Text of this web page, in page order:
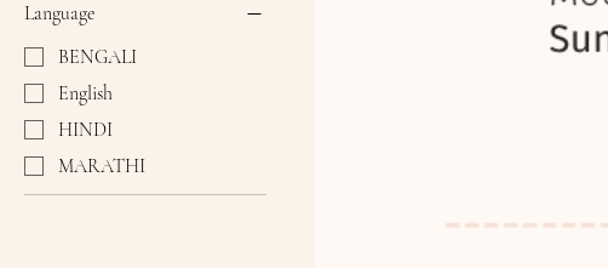
Language
BENGALI
English
HINDI
MARATHI